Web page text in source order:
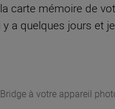
mémoire de
y a quelques jours et
à votre appareil